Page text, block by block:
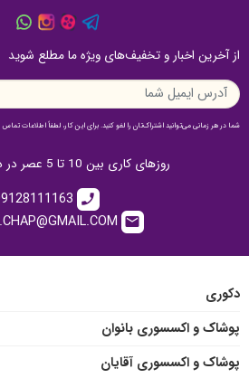
از آخرین اخبار و تخفیف‌های ویژه ما مطلع شوید
شما در هر زمانی می‌توانید اشتراک‌تان را لغو کنید. برای این کار، لطفاً اطلاعات
روزهای کاری بین 10 تا 5 عصر در دسترس هستیم.
call
email
دکوری
پوشاک و اکسسوری بانوان
پوشاک و اکسسوری آقایان